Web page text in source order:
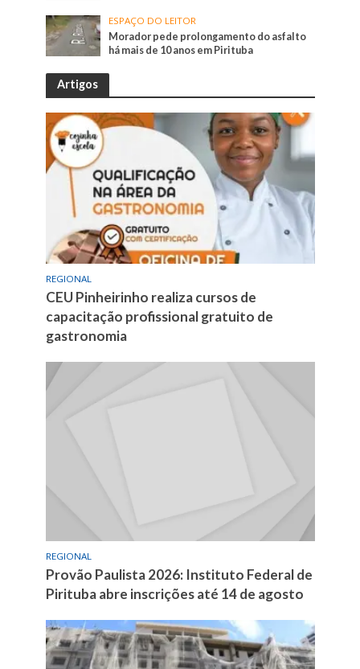
ESPAÇO DO LEITOR
Morador pede prolongamento do asfalto
há mais de 10 anos em Pirituba
Artigos
REGIONAL
CEU Pinheirinho realiza cursos de
capacitação profissional gratuito de
gastronomia
REGIONAL
Provão Paulista 2026: Instituto Federal de
Pirituba abre inscrições até 14 de agosto